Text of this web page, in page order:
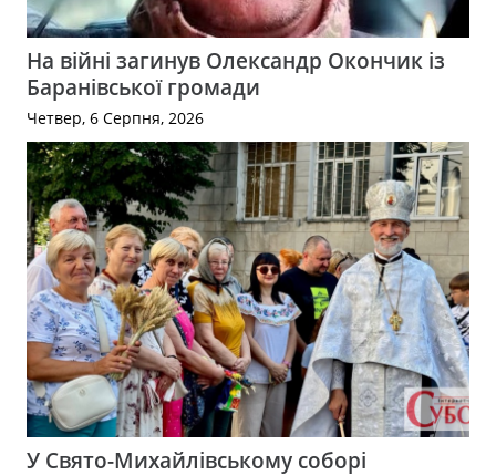
На війні загинув Олександр Окончик із
Баранівської громади
Четвер, 6 Серпня, 2026
У Свято-Михайлівському соборі